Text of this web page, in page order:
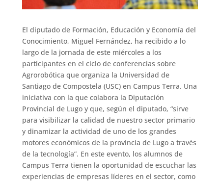
El diputado de Formación, Educación y Economía del
Conocimiento, Miguel Fernández, ha recibido a lo
largo de la jornada de este miércoles a los
participantes en el ciclo de conferencias sobre
Agrorobótica que organiza la Universidad de
Santiago de Compostela (USC) en Campus Terra. Una
iniciativa con la que colabora la Diputación
Provincial de Lugo y que, según el diputado, “sirve
para visibilizar la calidad de nuestro sector primario
y dinamizar la actividad de uno de los grandes
motores económicos de la provincia de Lugo a través
de la tecnología”. En este evento, los alumnos de
Campus Terra tienen la oportunidad de escuchar las
experiencias de empresas líderes en el sector, como